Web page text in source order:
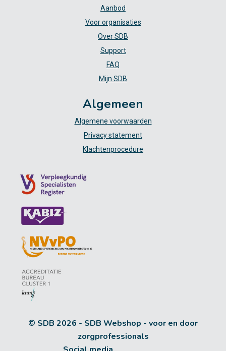
Aanbod
Voor organisaties
Over SDB
Support
FAQ
Mijn SDB
Algemeen
Algemene voorwaarden
Privacy statement
Klachtenprocedure
© SDB 2026 - SDB Webshop - voor en door
zorgprofessionals